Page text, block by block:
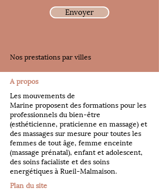
Envoyer
Nos prestations par villes
A propos
Les mouvements de
Marine proposent des formations pour les
professionnels du bien-être
(esthéticienne, praticienne en massage) et
des massages sur mesure pour toutes les
femmes de tout âge, femme enceinte
(massage prénatal), enfant et adolescent,
des soins facialiste et des soins
energétiques à Rueil-Malmaison.
Plan du site